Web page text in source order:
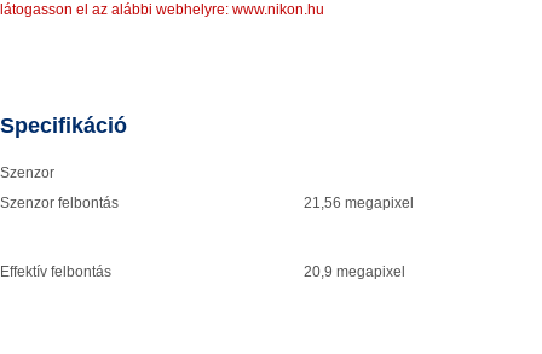
látogasson el az alábbi webhelyre: www.nikon.hu
Specifikáció
Szenzor
Szenzor felbontás
21,56 megapixel
Effektív felbontás 20,9 megapixel